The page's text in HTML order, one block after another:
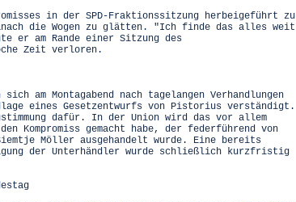
in der SPD-Fraktionssitzung herbeigeführt zu
die Wogen zu glätten. "Ich finde das alles weit
er am Rande einer Sitzung des
Zeit verloren.
am Montagabend nach tagelangen Verhandlungen
eines Gesetzentwurfs von Pistorius verständigt.
dafür. In der Union wird das vor allem
Kompromiss gemacht habe, der federführend von
Möller ausgehandelt wurde. Eine bereits
der Unterhändler wurde schließlich kurzfristig